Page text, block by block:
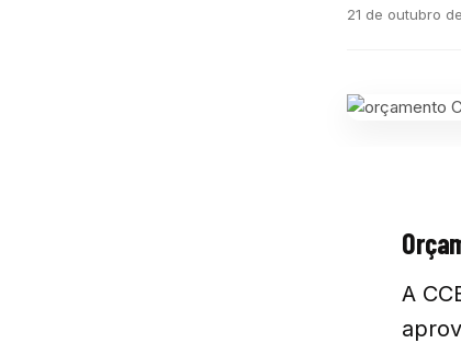
21 de outubro
A